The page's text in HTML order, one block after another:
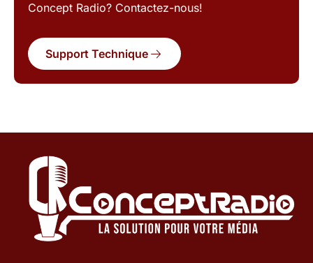
Concept Radio? Contactez-nous!
Support Technique